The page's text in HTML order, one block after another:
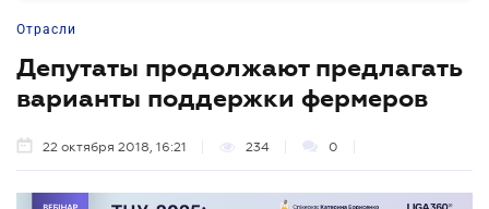
Отрасли
Депутаты продолжают предлагать
варианты поддержки фермеров
22 октября 2018, 16:21 234 0